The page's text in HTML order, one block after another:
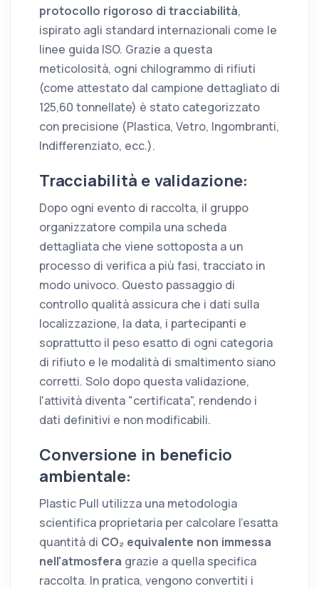
protocollo rigoroso di tracciabilità,
ispirato agli standard internazionali come le
linee guida ISO. Grazie a questa
meticolosità, ogni chilogrammo di rifiuti
(come attestato dal campione dettagliato di
125,60 tonnellate) è stato categorizzato
con precisione (Plastica, Vetro, Ingombranti,
Indifferenziato, ecc.).
Tracciabilità e validazione:
Dopo ogni evento di raccolta, il gruppo
organizzatore compila una scheda
dettagliata che viene sottoposta a un
processo di verifica a più fasi, tracciato in
modo univoco. Questo passaggio di
controllo qualità assicura che i dati sulla
localizzazione, la data, i partecipanti e
soprattutto il peso esatto di ogni categoria
di rifiuto e le modalità di smaltimento siano
corretti. Solo dopo questa validazione,
l'attività diventa "certificata", rendendo i
dati definitivi e non modificabili.
Conversione in beneficio
ambientale:
Plastic Pull utilizza una metodologia
scientifica proprietaria per calcolare l'esatta
quantità di CO₂ equivalente non immessa
nell'atmosfera grazie a quella specifica
raccolta. In pratica, vengono convertiti i